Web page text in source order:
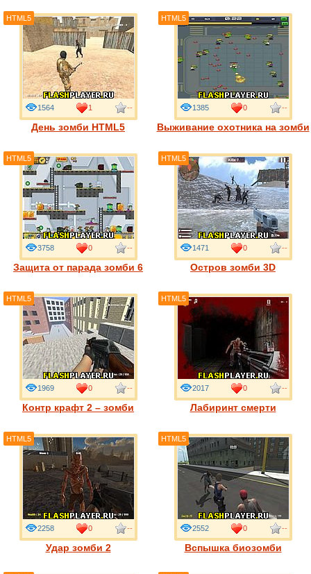
День зомби HTML5
1564 1 --
HTML5
Выживание охотника на зомби
1385 0 --
HTML5
Защита от парада зомби 6
3758 0 --
HTML5
Остров зомби 3D
1471 0 --
HTML5
Контр крафт 2 – зомби
1969 0 --
HTML5
Лабиринт смерти
2017 0 --
HTML5
Удар зомби 2
2258 0 --
HTML5
Вспышка биозомби
2552 0 --
HTML5